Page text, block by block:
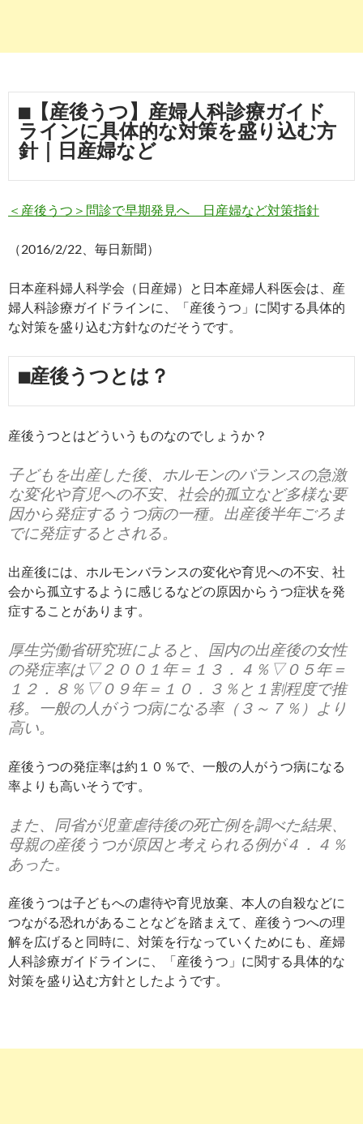
■【産後うつ】産婦人科診療ガイド
ラインに具体的な対策を盛り込む方
針｜日産婦など
＜産後うつ＞問診で早期発見へ 日産婦など対策指針
（2016/2/22、毎日新聞）
日本産科婦人科学会（日産婦）と日本産婦人科医会は、産
婦人科診療ガイドラインに、「産後うつ」に関する具体的
な対策を盛り込む方針なのだそうです。
■産後うつとは？
産後うつとはどういうものなのでしょうか？
子どもを出産した後、ホルモンのバランスの急激
な変化や育児への不安、社会的孤立など多様な要
因から発症するうつ病の一種。出産後半年ごろま
でに発症するとされる。
出産後には、ホルモンバランスの変化や育児への不安、社
会から孤立するように感じるなどの原因からうつ症状を発
症することがあります。
厚生労働省研究班によると、国内の出産後の女性
の発症率は▽２００１年＝１３．４％▽０５年＝
１２．８％▽０９年＝１０．３％と１割程度で推
移。一般の人がうつ病になる率（３～７％）より
高い。
産後うつの発症率は約１０％で、一般の人がうつ病になる
率よりも高いそうです。
また、同省が児童虐待後の死亡例を調べた結果、
母親の産後うつが原因と考えられる例が４．４％
あった。
産後うつは子どもへの虐待や育児放棄、本人の自殺などに
つながる恐れがあることなどを踏まえて、産後うつへの理
解を広げると同時に、対策を行なっていくためにも、産婦
人科診療ガイドラインに、「産後うつ」に関する具体的な
対策を盛り込む方針としたようです。